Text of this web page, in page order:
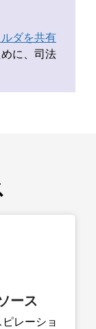
ダを共有
に、司法
ース
レーショ